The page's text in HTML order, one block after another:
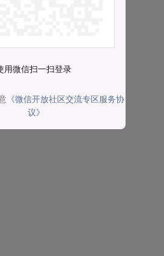
用微信扫一扫登录
《微信开放社区交流专区服务协
议》